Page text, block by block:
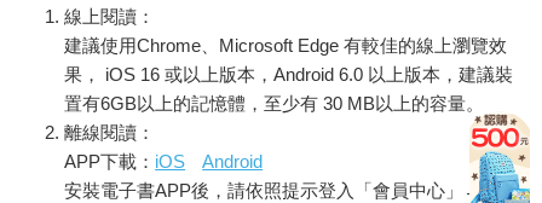
關節痛如何處理？
基本上，關節活動只要達到個人生活、工作、和娛樂上所需的範
圍就夠了。換句話說，關節的活動度不是絕對的，而是因個人的
需要而定，例如開車時所需的頭頸關節活動度是要能看清前後左
右、轉彎、倒車，和兩邊來往的車子。
線上閱讀：
建議使用Chrome、Microsoft Edge 有較佳的線上瀏覽效
果， iOS 16 或以上版本，Android 6.0 以上版本，建議裝
置有6GB以上的記憶體，至少有 30 MB以上的容量。
離線閱讀：
APP下載： iOS
Android
安裝電子書APP後，請依照提示登入「會員中心」→「我